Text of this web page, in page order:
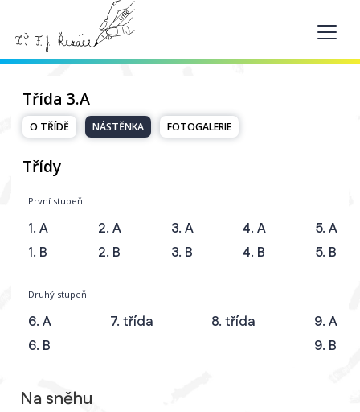
Třída 3.A
O TŘÍDĚ NÁSTĚNKA FOTOGALERIE
Třídy
První stupeň
1. A
1. B
2. A
2. B
3. A
3. B
4. A
4. B
5. A
5. B
Druhý stupeň
6. A
6. B
7. třída 8. třída
9. A
9. B
Na sněhu